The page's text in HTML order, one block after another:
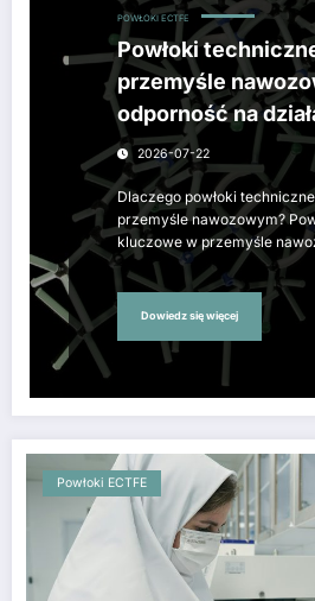
POWŁOKI ECTFE
Powłoki
przemyśle
odporność na
agresywnych
sypkich
2026-07-22
Dlaczego powłoki
przemyśle nawozowym?
kluczowe w przemyśle
Dowiedz się więcej
Powłoki ECTFE